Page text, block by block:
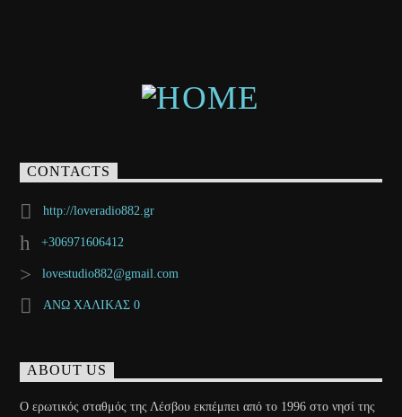
CONTACTS
http://loveradio882.gr
+306971606412
lovestudio882@gmail.com
ΑΝΩ ΧΑΛΙΚΑΣ 0
ABOUT US
Ο ερωτικός σταθμός της Λέσβου εκπέμπει από το 1996 στο νησί της